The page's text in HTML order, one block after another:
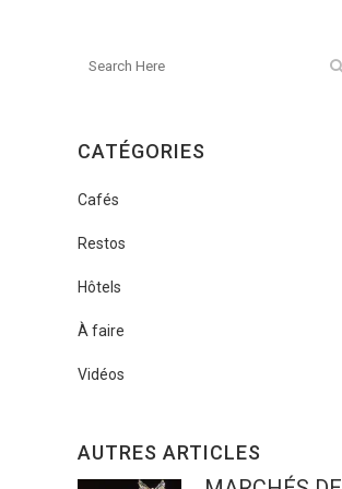
CATÉGORIES
Cafés
Restos
Hôtels
À faire
Vidéos
AUTRES ARTICLES